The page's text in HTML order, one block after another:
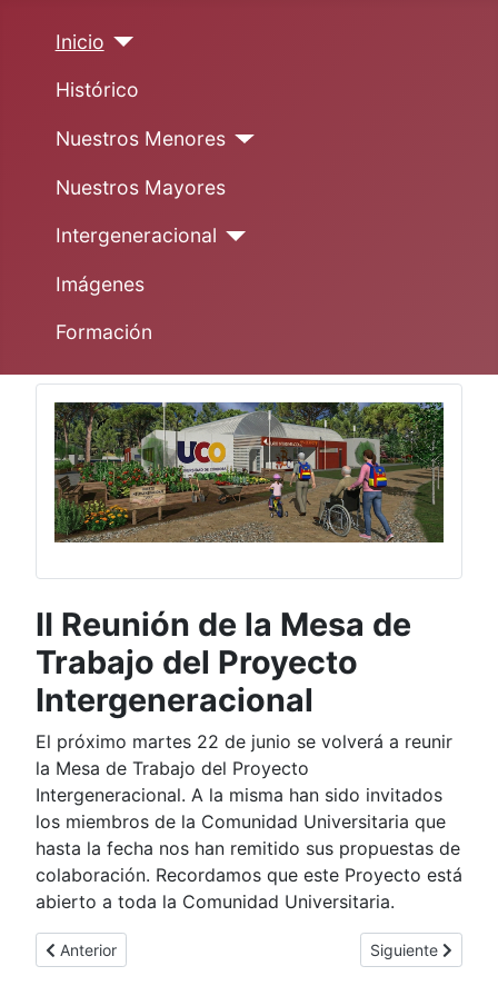
Inicio
Histórico
Nuestros Menores
Nuestros Mayores
Intergeneracional
Imágenes
Formación
II Reunión de la Mesa de
Trabajo del Proyecto
Intergeneracional
El próximo martes 22 de junio se volverá a reunir
la Mesa de Trabajo del Proyecto
Intergeneracional. A la misma han sido invitados
los miembros de la Comunidad Universitaria que
hasta la fecha nos han remitido sus propuestas de
colaboración. Recordamos que este Proyecto está
abierto a toda la Comunidad Universitaria.
Artículo anterior: Conclusiones de la II Reunión de la Mesa
Anterior Artículo
Siguiente